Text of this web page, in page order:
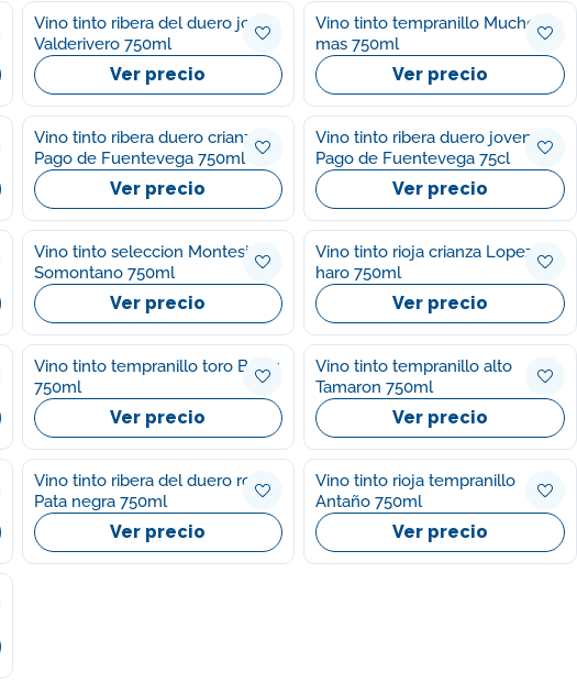
Vino tinto ribera del duero joven
Valderivero 750ml
Ver precio
Vino tinto tempranillo Mucho
mas 750ml
Ver precio
Vino tinto ribera duero crianz
Pago de Fuentevega 750ml
Ver precio
Vino tinto ribera duero joven
Pago de Fuentevega 75cl
Ver precio
Vino tinto seleccion Montesierra
Somontano 750ml
Ver precio
Vino tinto rioja crianza Lopez
haro 750ml
Ver precio
Vino tinto tempranillo toro Bajoz
750ml
Ver precio
Vino tinto tempranillo alto
Tamaron 750ml
Ver precio
Vino tinto ribera del duero roble
Pata negra 750ml
Ver precio
Vino tinto rioja tempranillo
Antaño 750ml
Ver precio